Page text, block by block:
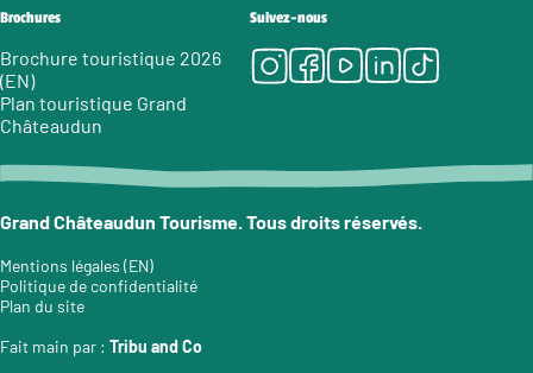
Brochures
Brochure touristique 2026
(EN)
Plan touristique Grand
Châteaudun
Suivez-nous
Instagram
Facebook
Youtube
LinkedIn
Tiktok
Grand Châteaudun Tourisme. Tous droits réservés.
Mentions légales (EN)
Politique de confidentialité
Plan du site
Fait main par : Tribu and Co